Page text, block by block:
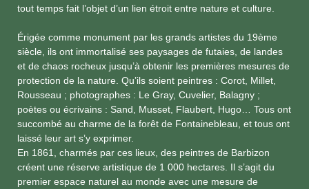
tout temps fait l’objet d’un lien étroit entre nature et culture.
Érigée comme monument par les grands artistes du 19ème
siècle, ils ont immortalisé ses paysages de futaies, de landes
et de chaos rocheux jusqu’à obtenir les premières mesures de
protection de la nature. Qu’ils soient peintres : Corot, Millet,
Rousseau ; photographes : Le Gray, Cuvelier, Balagny ;
poètes ou écrivains : Sand, Musset, Flaubert, Hugo… Tous ont
succombé au charme de la forêt de Fontainebleau, et tous ont
laissé leur art s’y exprimer.
En 1861, charmés par ces lieux, des peintres de Barbizon
créent une réserve artistique de 1 000 hectares. Il s’agit du
premier espace naturel au monde avec une mesure de